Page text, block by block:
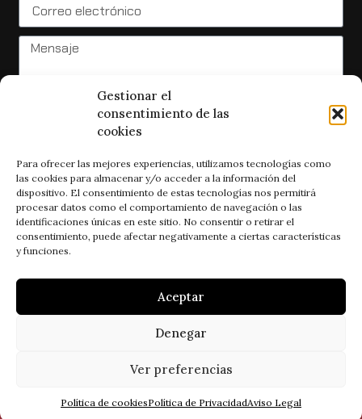
Gestionar el
consentimiento de las
cookies
Para ofrecer las mejores experiencias, utilizamos tecnologías como
las cookies para almacenar y/o acceder a la información del
dispositivo. El consentimiento de estas tecnologías nos permitirá
procesar datos como el comportamiento de navegación o las
identificaciones únicas en este sitio. No consentir o retirar el
consentimiento, puede afectar negativamente a ciertas características
y funciones.
Aceptar
Denegar
Ver preferencias
Política de cookiesPolítica de PrivacidadAviso Legal
He leído y acepto la política de privacidad
ENVIAR
Síguenos:
reservados.